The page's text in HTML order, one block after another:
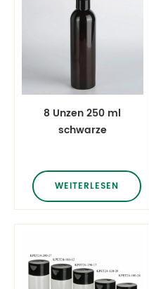
8 Unzen 250 ml
schwarze
Flaschen
WEITERLESEN